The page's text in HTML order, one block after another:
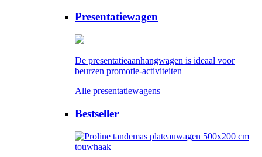
Presentatiewagen
De presentatieaanhangwagen is ideaal voor
beurzen promotie-activiteiten
Alle presentatiewagens
Bestseller